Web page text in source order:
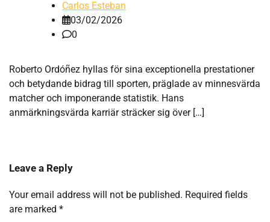
Carlos Esteban
03/02/2026
0
Roberto Ordóñez hyllas för sina exceptionella prestationer
och betydande bidrag till sporten, präglade av minnesvärda
matcher och imponerande statistik. Hans
anmärkningsvärda karriär sträcker sig över […]
Leave a Reply
Your email address will not be published. Required fields
are marked *